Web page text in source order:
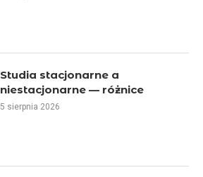
Studia stacjonarne a
niestacjonarne — różnice
5 sierpnia 2026